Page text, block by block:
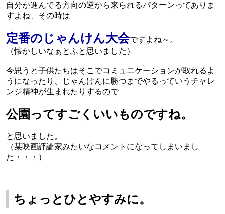
自分が進んでる方向の逆から来られるパターンってありま
すよね、その時は
定番のじゃんけん大会ですよね～。
（懐かしいなぁとふと思いました）
今思うと子供たちはそこでコミュニケーションが取れるよ
うになったり、じゃんけんに勝つまでやるっていうチャレ
ンジ精神が生まれたりするので
公園ってすごくいいものですね。
と思いました。
（某映画評論家みたいなコメントになってしまいまし
た・・・）
ちょっとひとやすみに。